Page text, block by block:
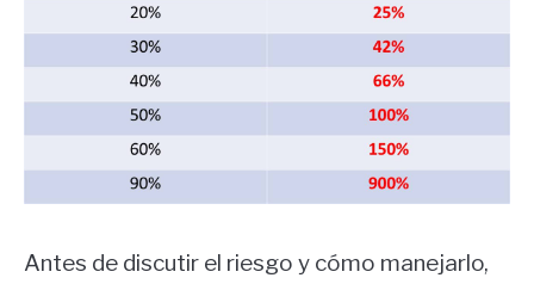
Antes de discutir el riesgo y cómo manejarlo,